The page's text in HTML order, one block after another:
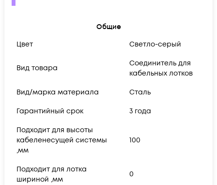
Общие
Цвет
Светло-серый
Вид товара
Соединитель для
кабельных лотков
Вид/марка материала Сталь
Гарантийный срок 3 года
Подходит для высоты
кабеленесущей системы
,мм
100
Подходит для лотка
шириной ,мм
0